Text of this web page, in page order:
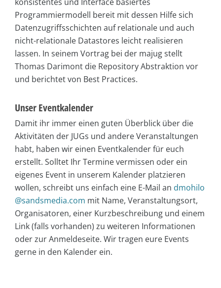
Programmiermodell bereit mit dessen Hilfe sich
Datenzugriffsschichten auf relationale und auch
nicht-relationale Datastores leicht realisieren
lassen. In seinem Vortrag bei der majug stellt
Thomas Darimont die Repository Abstraktion vor
und berichtet von Best Practices.
Unser Eventkalender
Damit ihr immer einen guten Überblick über die
Aktivitäten der JUGs und andere Veranstaltungen
habt, haben wir einen Eventkalender für euch
erstellt. Solltet Ihr Termine vermissen oder ein
eigenes Event in unserem Kalender platzieren
wollen, schreibt uns einfach eine E-Mail an dmohilo
@sandsmedia.com mit Name, Veranstaltungsort,
Organisatoren, einer Kurzbeschreibung und einem
Link (falls vorhanden) zu weiteren Informationen
oder zur Anmeldeseite. Wir tragen eure Events
gerne in den Kalender ein.